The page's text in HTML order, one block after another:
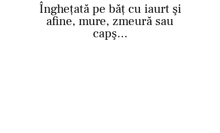
Înghețată pe băț cu iaurt şi
afine, mure, zmeură sau
capş…